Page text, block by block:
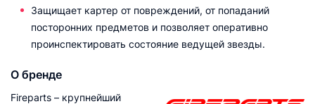
Защищает картер от повреждений, от попаданий
посторонних предметов и позволяет оперативно
проинспектировать состояние ведущей звезды.
О бренде
Fireparts – крупнейший